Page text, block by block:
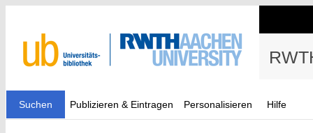
Suchen Publizieren & Eintragen Personalisieren Hilfe